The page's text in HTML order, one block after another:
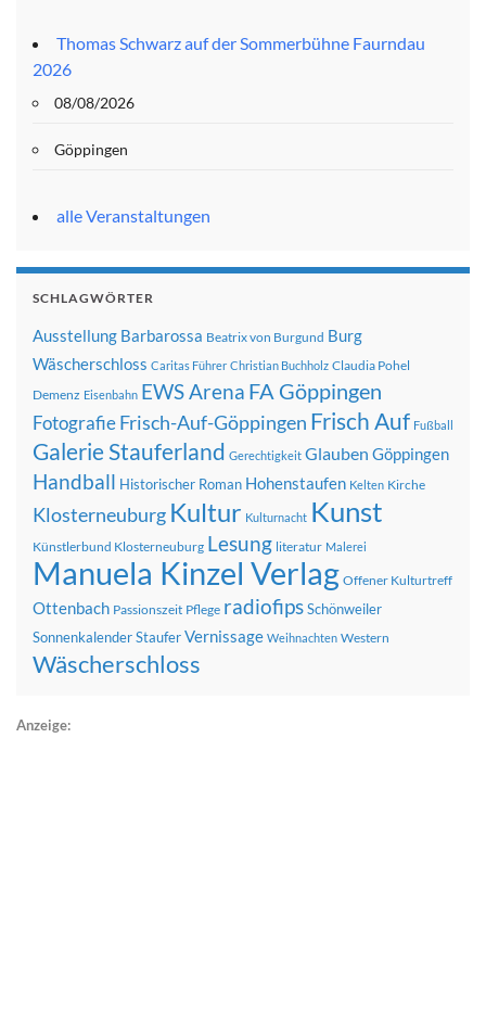
Thomas Schwarz auf der Sommerbühne Faurndau
2026
08/08/2026
Göppingen
alle Veranstaltungen
SCHLAGWÖRTER
Ausstellung Barbarossa Beatrix von Burgund Burg
Wäscherschloss Caritas Führer Christian Buchholz Claudia Pohel
Demenz Eisenbahn EWS Arena FA Göppingen
FotografieFrisch-Auf-Göppingen Frisch Auf Fußball
Galerie Stauferland Gerechtigkeit Glauben Göppingen
Handball Historischer Roman Hohenstaufen Kelten Kirche
Klosterneuburg Kultur Kulturnacht Kunst
Künstlerbund Klosterneuburg Lesung literatur Malerei
Manuela Kinzel Verlag Offener Kulturtreff
Ottenbach Passionszeit Pflege radiofipsSchönweiler
SonnenkalenderStauferVernissage Weihnachten Western
Wäscherschloss
Anzeige: